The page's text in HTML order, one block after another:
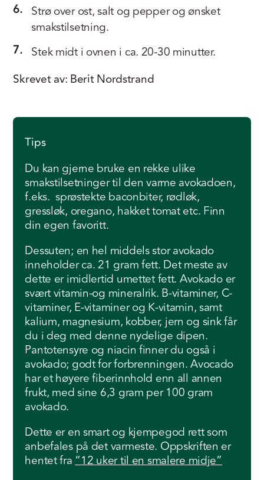
6. Strø over ost, salt og pepper og ønsket
smakstilsetning.
7. Stek midt i ovnen i ca. 20-30 minutter.
Skrevet av: Berit Nordstrand
Tips
Du kan gjerne bruke en rekke ulike
smakstilsetninger til den varme avokadoen,
f.eks. sprøstekte baconbiter, rødløk,
gressløk, oregano, hakket tomat etc. Finn
din egen favoritt.
Dessuten; en hel middels stor avokado
inneholder ca. 21 gram fett. Det meste av
dette er imidlertid umettet fett. Avokado er
svært vitamin-og mineralrik. B-vitaminer, C-
vitaminer, E-vitaminer og K-vitamin, samt
kalium, magnesium, kobber, jern og sink får
du i deg med denne nydelige dipen.
Pantotensyre og niacin finner du også i
avokado; godt for forbrenningen. Avocado
har et høyere fiberinnhold enn all annen
frukt, med sine 6,3 gram per 100 gram
avokado.
Dette er en smart og kjempegod rett som
anbefales på det varmeste. Oppskriften er
hentet fra“12 uker til en smalere midje”